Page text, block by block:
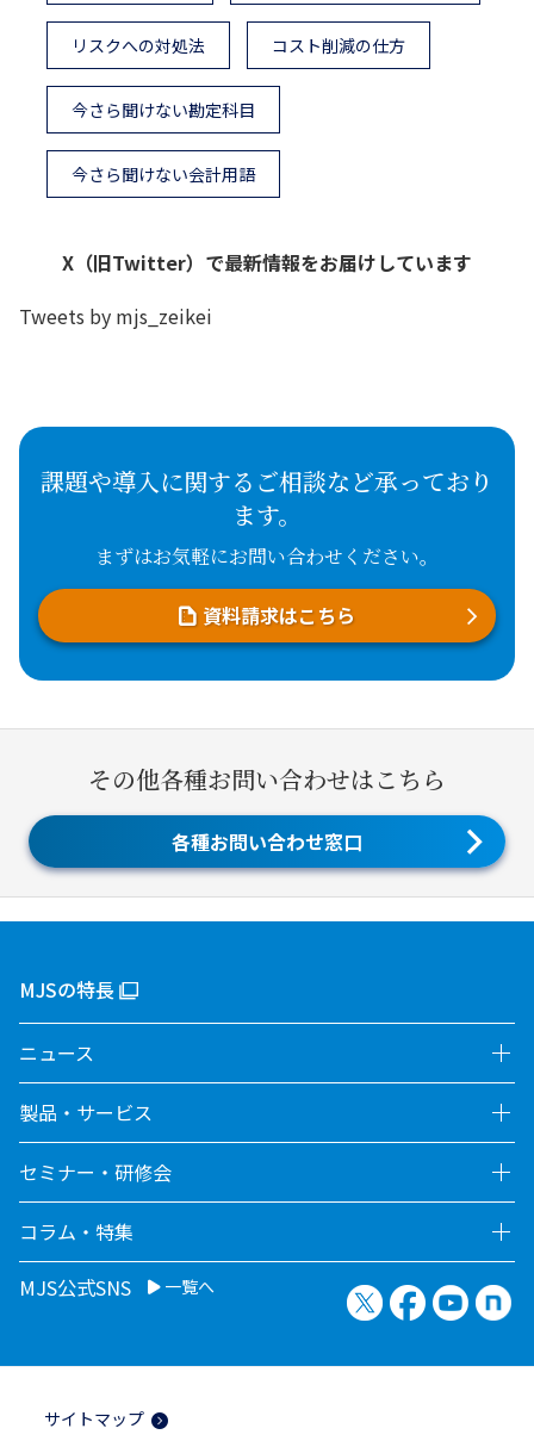
リスクへの対処法 コスト削減の仕方
今さら聞けない勘定科目
今さら聞けない会計用語
X（旧Twitter）で最新情報をお届けしています
Tweets by mjs_zeikei
課題や導入に関するご相談など承っており
ます。
まずはお気軽にお問い合わせください。
資料請求はこちら
その他各種お問い合わせはこちら
各種お問い合わせ窓口
MJSの特長
ニュース
製品・サービス
セミナー・研修会
コラム・特集
MJS公式SNS
一覧へ X（旧Twitter）
Facebook
サイトマップ